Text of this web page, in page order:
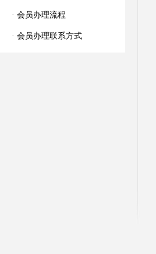
· 会员办理流程
· 会员办理联系方式